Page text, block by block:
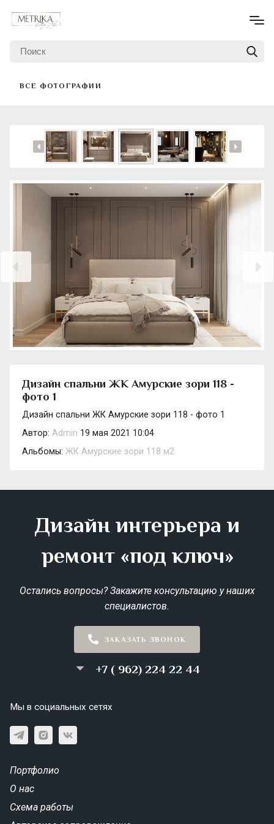
ВСЕ ФОТОГРАФИИ
Дизайн спальни ЖК Амурские зори 118 -
фото 1
Дизайн спальни ЖК Амурские зори 118 - фото 1
Автор: Admin 19 мая 2021 10:04
Альбомы: ЖК Амурские зори 118 м2
Дизайн интерьера и
ремонт «под ключ»
Остались вопросы? Закажите консультацию у наших
специалистов.
ЗАКАЗАТЬ ЗВОНОК
+7 ( 962) 224 22 44
Мы в социальных сетях
Портфолио
О нас
Схема работы